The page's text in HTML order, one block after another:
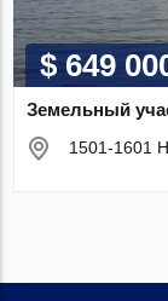
$ 649
Земельный
1501-1601